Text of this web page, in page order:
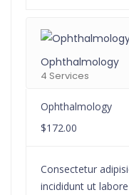
Ophthalmology
4 Services
Ophthalmology
$172.00
Consectetur
incididunt ut